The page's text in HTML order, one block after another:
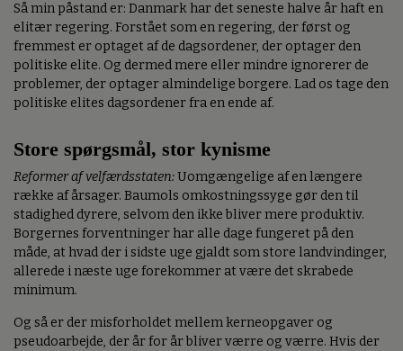
Så min påstand er: Danmark har det seneste halve år haft en
elitær regering. Forstået som en regering, der først og
fremmest er optaget af de dagsordener, der optager den
politiske elite. Og dermed mere eller mindre ignorerer de
problemer, der optager almindelige borgere. Lad os tage den
politiske elites dagsordener fra en ende af.
Store spørgsmål, stor kynisme
Reformer af velfærdsstaten:Uomgængelige af en længere
række af årsager. Baumols omkostningssyge gør den til
stadighed dyrere, selvom den ikke bliver mere produktiv.
Borgernes forventninger har alle dage fungeret på den
måde, at hvad der i sidste uge gjaldt som store landvindinger,
allerede i næste uge forekommer at være det skrabede
minimum.
Og så er der misforholdet mellem kerneopgaver og
pseudoarbejde, der år for år bliver værre og værre. Hvis der